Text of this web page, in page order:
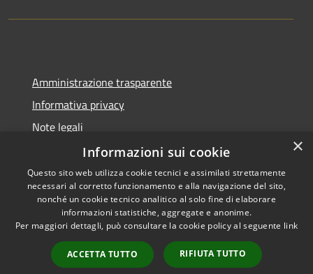
Amministrazione trasparente
Informativa privacy
Note legali
Dichiarazione di accessibilità
RSS
Accessibilità
Copyright © 2026 • Comune di
Municipium•
Accesso
redazione
×
Informazioni sui cookie
Questo sito web utilizza cookie tecnici e assimilati strettamente
necessari al corretto funzionamento e alla navigazione del sito,
nonché un cookie tecnico analitico al solo fine di elaborare
informazioni statistiche, aggregate e anonime.
Per maggiori dettagli, può consultare la cookie policy al seguente link
ACCETTA TUTTO RIFIUTA TUTTO